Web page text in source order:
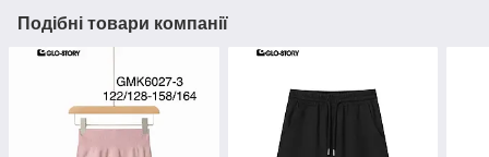
Подібні товари компанії